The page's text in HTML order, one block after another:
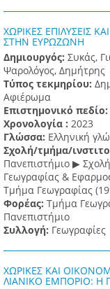
ΧΩΡΙΚΕΣ ΕΠΙΛΥΣΕΙΣ
ΣΤΗΝ ΕΥΡΩΖΩΝΗ
Δημιουργός: Συκάς,
Ψαρολόγος, Δημήτρης
Τύπος τεκμηρίου:
Αφιέρωμα
Επιστημονικό πεδίο:
Χρονολογία : 2023
Γλώσσα: Ελληνική
Σχολή/τμήμα/
Πανεπιστήμιο ▶
Γεωγραφίας &
Τμήμα Γεωγραφίας
Φορέας: Τμήμα
Πανεπιστήμιο
Συλλογή:
ΧΩΡΙΚΕΣ ΚΑΙ
ΛΙΑΝΙΚΟ ΕΜΠΟΡΙΟ: Η